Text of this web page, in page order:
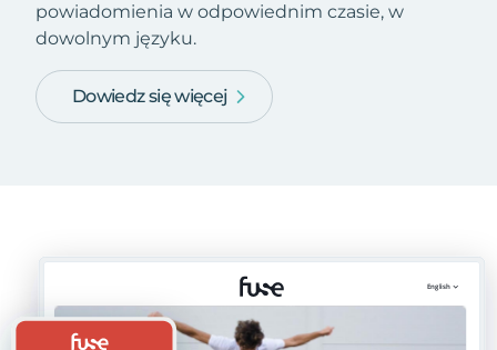
powiadomienia w odpowiednim czasie, w
dowolnym języku.
Dowiedz się więcej